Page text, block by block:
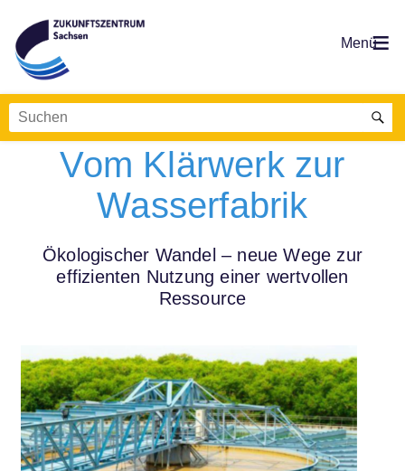
Zukunftsdenken.Live:
Vom Klärwerk zur
Wasserfabrik
Ökologischer Wandel – neue Wege zur
effizienten Nutzung einer wertvollen
Ressource